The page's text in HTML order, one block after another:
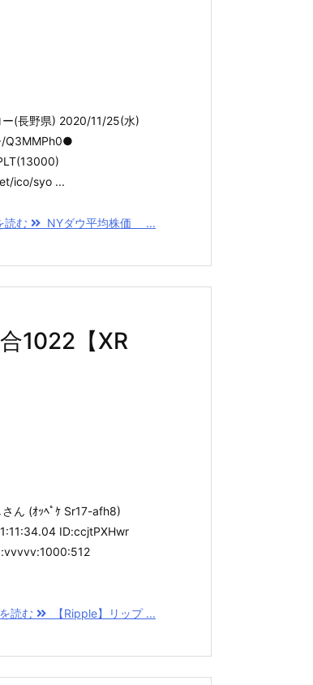
ー(長野県) 2020/11/25(水)
Q3MMPh0●
ico/syo ...
読む NYダウ平均株価 ...
1022【XR
ん (ｵｯﾍﾟｹ Sr17-afh8)
ID:ccjtPXHwr
読む 【Ripple】リップ ...